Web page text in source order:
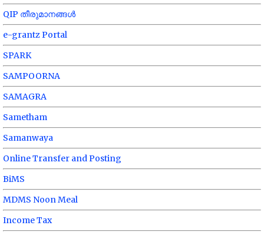
QIP തീരുമാനങ്ങൾ
e-grantz Portal
SPARK
SAMPOORNA
SAMAGRA
Sametham
Samanwaya
Online Transfer and Posting
BiMS
MDMS Noon Meal
Income Tax